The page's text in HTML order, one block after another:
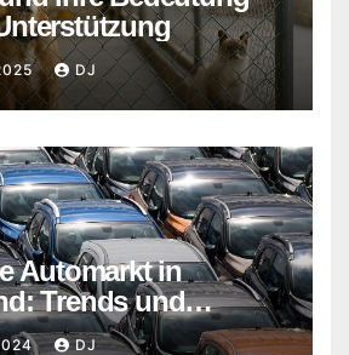
DJ
Automarkt in
Trends und
im Jahr 2024
DJ